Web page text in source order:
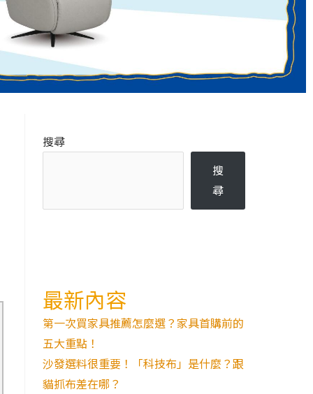
搜尋
搜
尋
最新內容
第一次買家具推薦怎麼選？家具首購前的
五大重點！
沙發選料很重要！「科技布」是什麼？跟
貓抓布差在哪？